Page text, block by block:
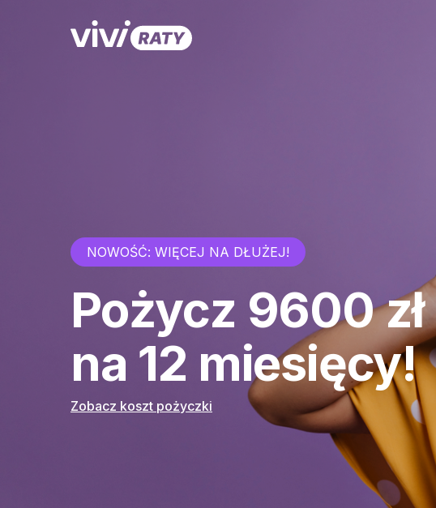
NOWOŚĆ: WIĘCEJ NA DŁUŻEJ!
Pożycz 9600 zł
na 12 miesięcy!
Zobacz koszt pożyczki